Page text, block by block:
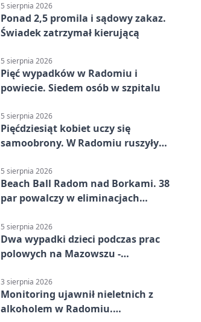
5 sierpnia 2026
Ponad 2,5 promila i sądowy zakaz.
Świadek zatrzymał kierującą
5 sierpnia 2026
Pięć wypadków w Radomiu i
powiecie. Siedem osób w szpitalu
5 sierpnia 2026
Pięćdziesiąt kobiet uczy się
samoobrony. W Radomiu ruszyły
5 sierpnia 2026
Beach Ball Radom nad Borkami. 38
par powalczy w eliminacjach
5 sierpnia 2026
Dwa wypadki dzieci podczas prac
polowych na Mazowszu -
3 sierpnia 2026
Monitoring ujawnił nieletnich z
alkoholem w Radomiu.